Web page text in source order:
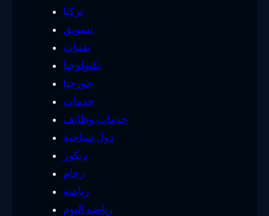
تركيا
تسويق
تقنيات
تكنولوجيا
جورجيا
خدمات
خدمات وظائف
دول سياحية
ديكور
رخام
رياضة
رياضه اليوم